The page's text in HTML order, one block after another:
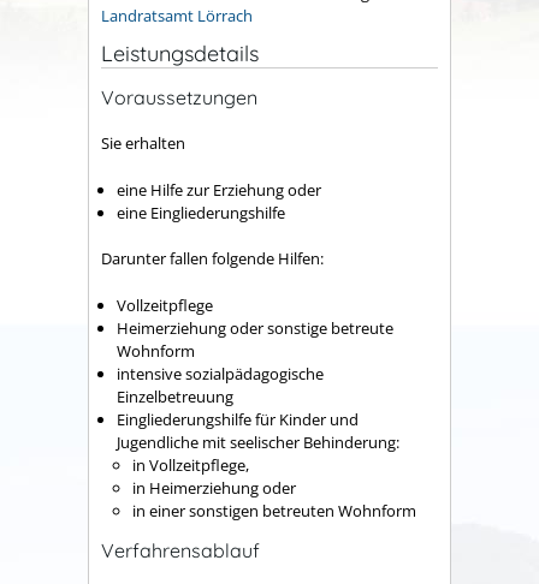
Landratsamt Lörrach
Leistungsdetails
Voraussetzungen
Sie erhalten
eine Hilfe zur Erziehung oder
eine Eingliederungshilfe
Darunter fallen folgende Hilfen:
Vollzeitpflege
Heimerziehung oder sonstige betreute
Wohnform
intensive sozialpädagogische
Einzelbetreuung
Eingliederungshilfe für Kinder und
Jugendliche mit seelischer Behinderung:
in Vollzeitpflege,
in Heimerziehung oder
in einer sonstigen betreuten Wohnform
Verfahrensablauf